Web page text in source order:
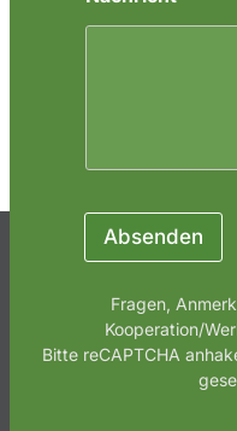
Absenden
Fragen,
Kooperation/
Bitte reCAPTCHA